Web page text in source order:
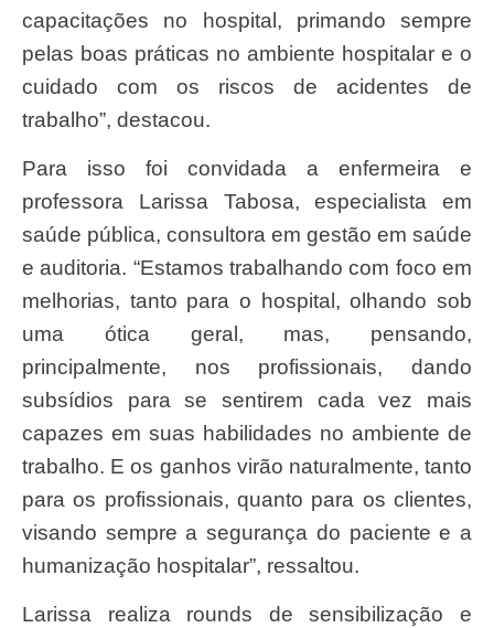
capacitações no hospital, primando sempre
pelas boas práticas no ambiente hospitalar e o
cuidado com os riscos de acidentes de
trabalho”, destacou.
Para isso foi convidada a enfermeira e
professora Larissa Tabosa, especialista em
saúde pública, consultora em gestão em saúde
e auditoria. “Estamos trabalhando com foco em
melhorias, tanto para o hospital, olhando sob
uma ótica geral, mas, pensando,
principalmente, nos profissionais, dando
subsídios para se sentirem cada vez mais
capazes em suas habilidades no ambiente de
trabalho. E os ganhos virão naturalmente, tanto
para os profissionais, quanto para os clientes,
visando sempre a segurança do paciente e a
humanização hospitalar”, ressaltou.
Larissa realiza rounds de sensibilização e